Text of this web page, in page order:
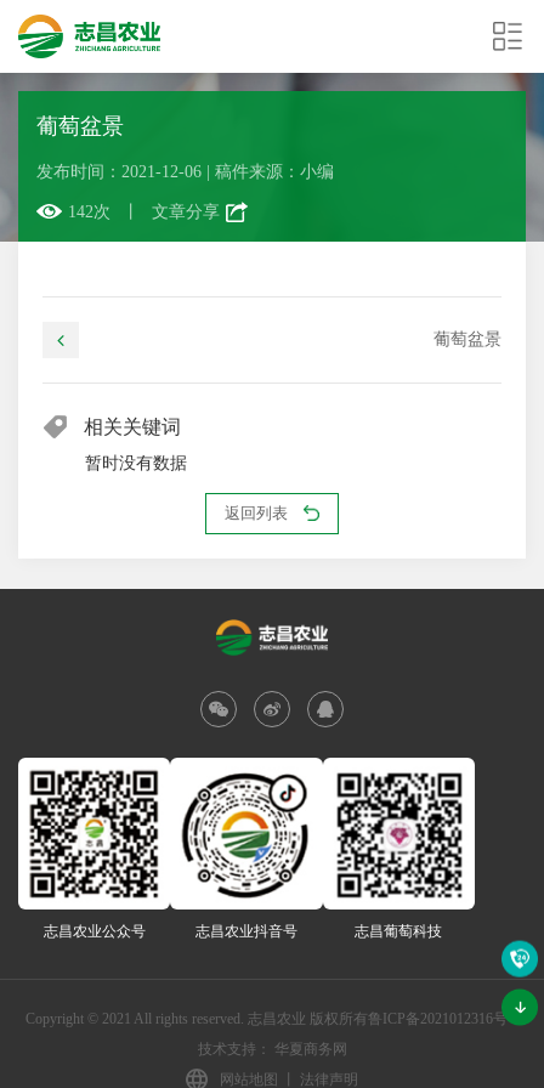
葡萄盆景
发布时间：2021-12-06 稿件来源：小编
142次 文章分享
葡萄盆景
相关关键词
暂时没有数据
返回列表
志昌农业公众号 志昌农业抖音号 志昌葡萄科技
Copyright © 2021 All rights reserved. 志昌农业 版权所有鲁ICP备2021012316号-1
技术支持： 华夏商务网
网站地图
法律声明